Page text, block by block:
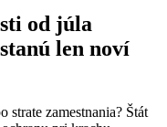
od júla
len noví
strate zamestnania? Štát